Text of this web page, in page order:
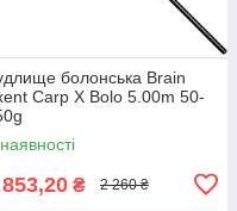
болонська Brain
Carp X Bolo 5.00m 50-
₴ 2 260 ₴